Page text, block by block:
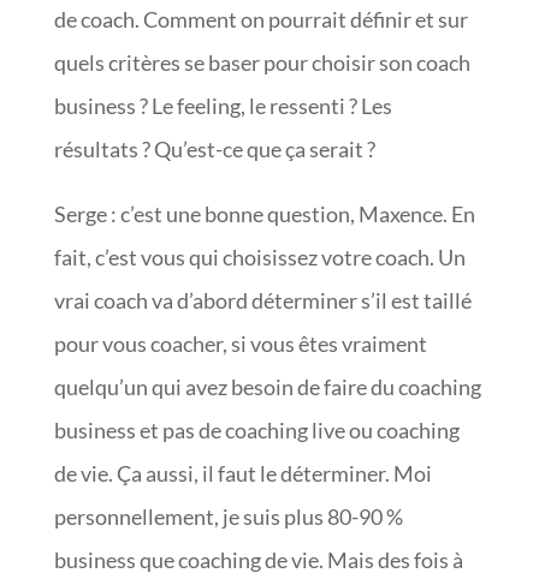
de coach. Comment on pourrait définir et sur
quels critères se baser pour choisir son coach
business ? Le feeling, le ressenti ? Les
résultats ? Qu’est-ce que ça serait ?
Serge : c’est une bonne question, Maxence. En
fait, c’est vous qui choisissez votre coach. Un
vrai coach va d’abord déterminer s’il est taillé
pour vous coacher, si vous êtes vraiment
quelqu’un qui avez besoin de faire du coaching
business et pas de coaching live ou coaching
de vie. Ça aussi, il faut le déterminer. Moi
personnellement, je suis plus 80-90 %
business que coaching de vie. Mais des fois à